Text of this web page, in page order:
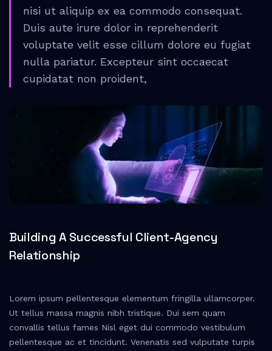
nisi ut aliquip ex ea commodo consequat.
Duis aute irure dolor in reprehenderit
voluptate velit esse cillum dolore eu fugiat
nulla pariatur. Excepteur sint occaecat
cupidatat non proident,
Building A Successful Client-Agency
Relationship
Lorem ipsum pellentesque elementum fringilla ullamcorper.
Ut tellus massa magnis nibh tristique. Dui sem quam
convallis tellus fames Nisl eget dui commodo vestibulum
pellentesque ac et tincidunt. Venenatis sed vulputate turpis